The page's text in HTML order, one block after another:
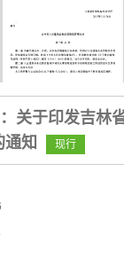
关于印发吉林
知
现行